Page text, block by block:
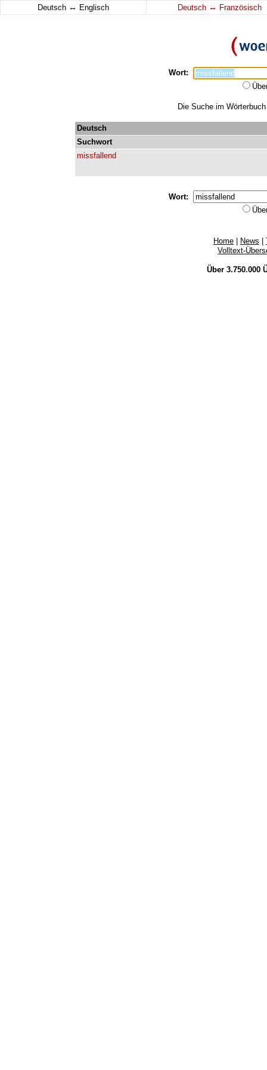
Deutsch ↔ Englisch Deutsch ↔ Französisch
Wort:
Die Suche im
Deutsch
Suchwort
missfallend
Wort:
Home News
Volltext-
Über 3.750.000